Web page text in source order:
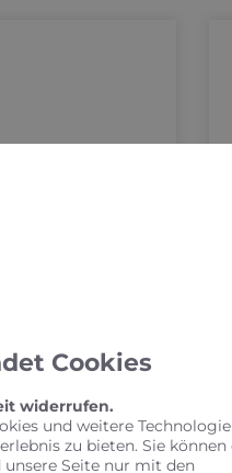
Design
mit reduziertem
Cookies
widerrufen.
und weitere
zu bieten. Sie können
unsere Seite nur mit den